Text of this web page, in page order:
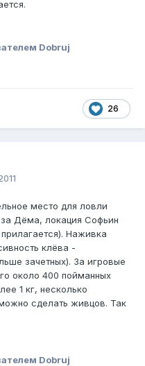
Dobruj
26
место для ловли
Дёма, локация Софьин
Наживка
клёва -
зачетных). За игровые
около 400 пойманных
1 кг, несколько
сделать живцов. Так
Dobruj